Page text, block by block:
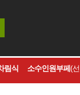
림식 소수인원부페(